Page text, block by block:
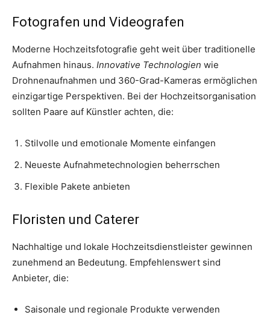
Fotografen und Videografen
Moderne Hochzeitsfotografie geht weit über traditionelle
Aufnahmen hinaus. Innovative Technologien wie
Drohnenaufnahmen und 360-Grad-Kameras ermöglichen
einzigartige Perspektiven. Bei der Hochzeitsorganisation
sollten Paare auf Künstler achten, die:
Stilvolle und emotionale Momente einfangen
Neueste Aufnahmetechnologien beherrschen
Flexible Pakete anbieten
Floristen und Caterer
Nachhaltige und lokale Hochzeitsdienstleister gewinnen
zunehmend an Bedeutung. Empfehlenswert sind
Anbieter, die:
Saisonale und regionale Produkte verwenden